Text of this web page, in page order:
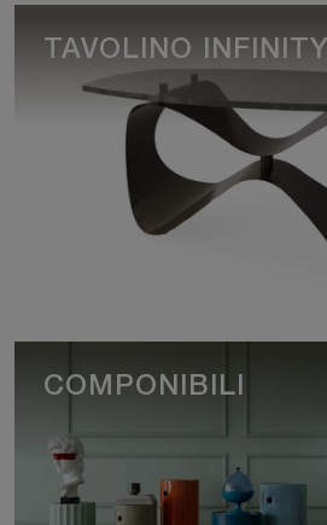
TAVOLINO INFINITY
COMPONIBILI